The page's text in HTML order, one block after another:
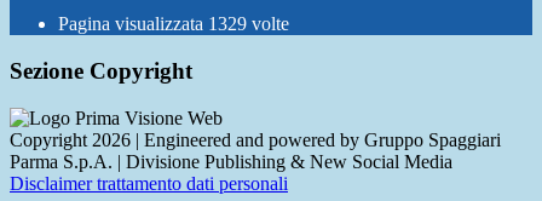
Pagina visualizzata 1329 volte
Sezione Copyright
Copyright 2026 | Engineered and powered by Gruppo Spaggiari
Parma S.p.A. | Divisione Publishing & New Social Media
Disclaimer trattamento dati personali